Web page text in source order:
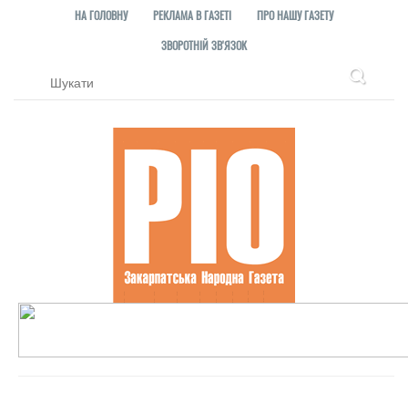
НА ГОЛОВНУ РЕКЛАМА В ГАЗЕТІ
ПРО НАШУ ГАЗЕТУ
ЗВОРОТНІЙ ЗВ'ЯЗОК